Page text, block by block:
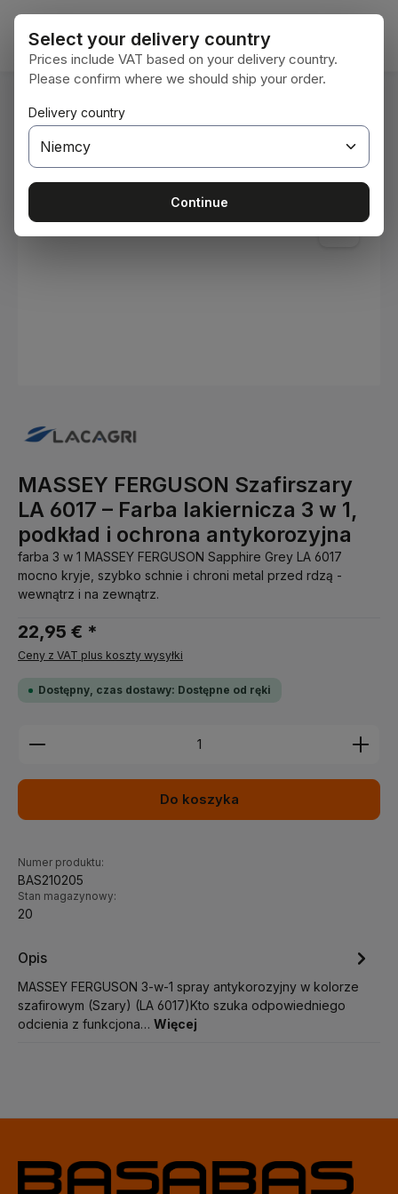
Przejdź do głównej zawartości
Jesteś tutaj: Home
Farby i lakiery
Pomiń galerię zdjęć
MASSEY FERGUSON Szafirszary
LA 6017 – Farba lakiernicza 3 w 1,
podkład i ochrona antykorozyjna
farba 3 w 1 MASSEY FERGUSON Sapphire Grey LA 6017
mocno kryje, szybko schnie i chroni metal przed rdzą -
wewnątrz i na zewnątrz.
22,95 € *
Ceny z VAT plus koszty wysyłki
Dostępny, czas dostawy: Dostępne od ręki
Ilość produktu: Wprowadź żądaną ilość lub użyj
Do koszyka
Numer produktu:
BAS210205
Stan magazynowy:
20
Opis
MASSEY FERGUSON 3-w-1 spray antykorozyjny w kolorze
szafirowym (Szary) (LA 6017)Kto szuka odpowiedniego
odcienia z funkcjona… Więcej
Select your delivery country
Prices include VAT based on your delivery country.
Please confirm where we should ship your order.
Delivery country
Continue